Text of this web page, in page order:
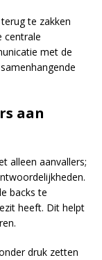
te zakken
centrale
met de
aan
alleen aanvallers;
backs te
heeft. Dit helpt
druk zetten